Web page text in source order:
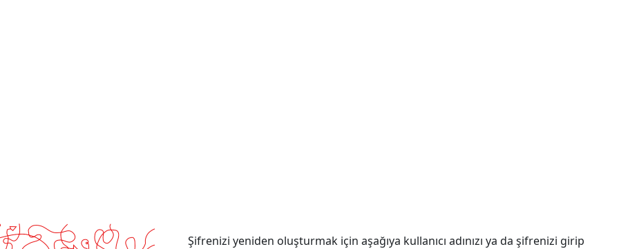
Şifrenizi yeniden oluşturmak için aşağıya kullanıcı adınızı ya da şifrenizi girip